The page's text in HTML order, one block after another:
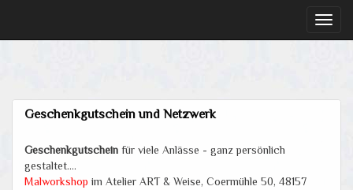
Geschenkgutschein und Netzwerk
Geschenkgutschein für viele Anlässe - ganz persönlich
gestaltet....
Malworkshop im Atelier ART & Weise, Coermühle 50, 48157